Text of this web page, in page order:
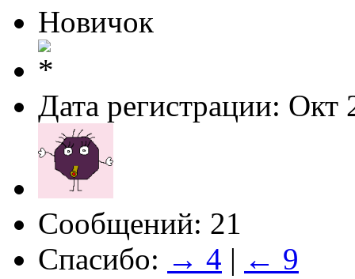
Новичок
Дата регистрации: Окт
Сообщений: 21
Спасибо: → 4 | ← 9